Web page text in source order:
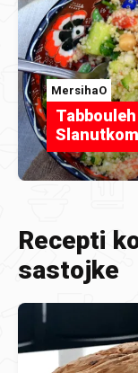
MersihaO
Slanutkom
Recepti
sastojke